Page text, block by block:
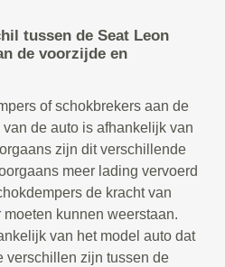
tussen de Seat Leon
de voorzijde en
of schokbrekers aan de
de auto is afhankelijk van
zijn dit verschillende
meer lading vervoerd
de kracht van
kunnen weerstaan.
van het model auto dat
verschillen zijn tussen de